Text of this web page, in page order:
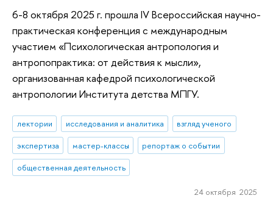
6-8 октября 2025 г. прошла IV Всероссийская научно-
практическая конференция с международным
участием «Психологическая антропология и
антропопрактика: от действия к мысли»,
организованная кафедрой психологической
антропологии Института детства МПГУ.
лектории исследования и аналитика
взгляд ученого
экспертиза
мастер-классы
репортаж о событии
общественная деятельность
24 октября 2025